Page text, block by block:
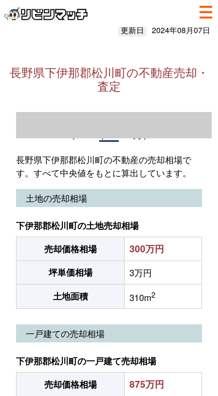
更新日 2024年08月07日
長野県下伊那郡松川町の不動産売却・
査定
長野県下伊那郡松川町の不動産の売却相場で
す。すべて中央値をもとに算出しています。
土地の売却相場
下伊那郡松川町の土地売却相場
売却価格相場
300万円
坪単価相場
3万円
土地面積
310m2
一戸建ての売却相場
下伊那郡松川町の一戸建て売却相場
売却価格相場
875万円